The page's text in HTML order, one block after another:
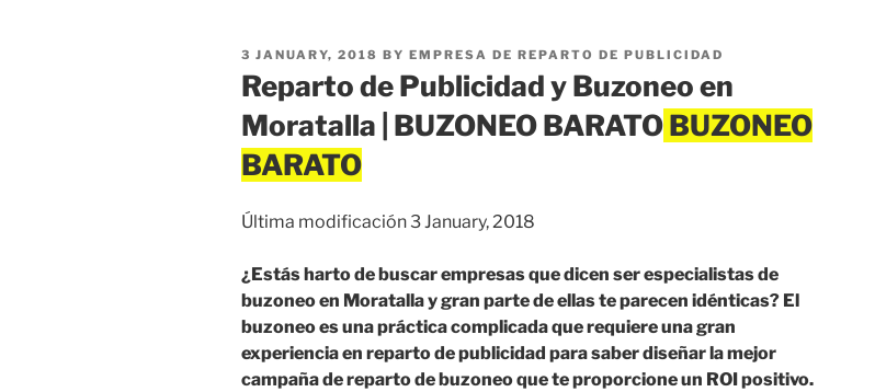
POSTED
ON
3 JANUARY, 2018 BY EMPRESA DE REPARTO DE PUBLICIDAD
Reparto de Publicidad y Buzoneo en
Moratalla | BUZONEO BARATO
Última modificación 3 January, 2018
¿Estás harto de buscar empresas que dicen ser especialistas de
buzoneo en Moratalla y gran parte de ellas te parecen idénticas? El
buzoneo es una práctica complicada que requiere una gran
experiencia en reparto de publicidad para saber diseñar la mejor
campaña de reparto de buzoneo que te proporcione un ROI positivo.